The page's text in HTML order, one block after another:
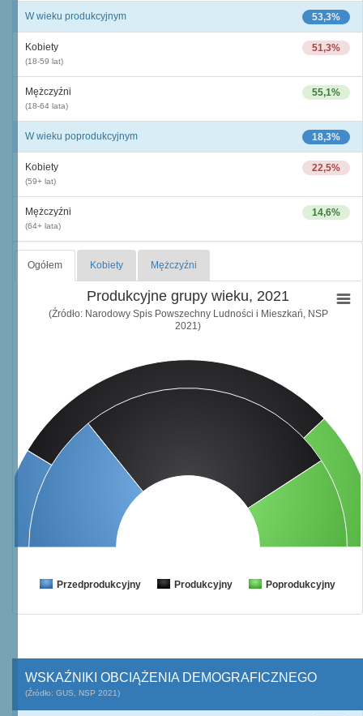
53,3%
W wieku produkcyjnym
51,3%
Kobiety
(18-59 lat)
55,1%
Mężczyźni
(18-64 lata)
18,3%
W wieku poprodukcyjnym
22,5%
Kobiety
(59+ lat)
14,6%
Mężczyźni
(64+ lata)
Ogółem Kobiety Mężczyźni
Produkcyjne grupy wieku, 2021
(Źródło: Narodowy Spis Powszechny Ludności i Mieszkań, NSP
2021)
Przedprodukcyjny Produkcyjny Poprodukcyjny
WSKAŹNIKI OBCIĄŻENIA DEMOGRAFICZNEGO
(Źródło: GUS, NSP 2021)